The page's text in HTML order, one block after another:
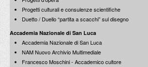
Tridente Sette
Luci, colori, culture del Mediterraneo
Società Poligrafica Editrice / 1992
Carlo Aymonino
Progettare Roma capitale
Edizioni Laterza / 1990
Edizioni Cornell University / La Sapienza / 1987
Progetti culturali e consulenze scientifiche
Duetto / Duello “partita a scacchi” sul disegno
Accademia Nazionale di San Luca
Accademia Nazionale di San Luca
NAM Nuovo Archivio Multimediale
Francesco Moschini - Accademico cultore